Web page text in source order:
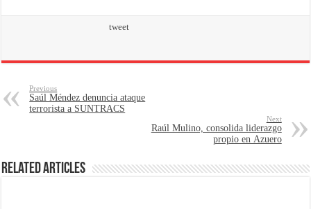
tweet
Previous
Saúl Méndez denuncia ataque
terrorista a SUNTRACS
Next
Raúl Mulino, consolida liderazgo
propio en Azuero
Related Articles